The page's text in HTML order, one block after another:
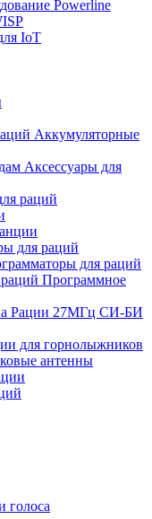
Powerline
IoT
Аккумуляторные
Аксессуары для
раций
для раций
для раций
Программное
Рации 27МГц СИ-БИ
для горнолыжников
антенны
голоса